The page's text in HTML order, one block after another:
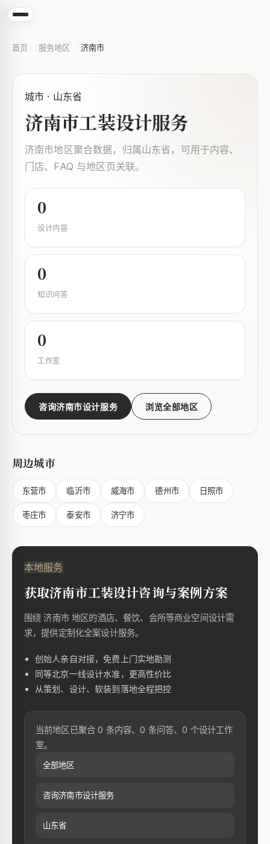
首页 服务地区 济南市
城市 · 山东省
济南市工装设计服务
济南市地区聚合数据，归属山东省，可用于内容、
门店、FAQ 与地区页关联。
0
设计内容
0
知识问答
0
工作室
咨询济南市设计服务 浏览全部地区
周边城市
东营市 临沂市 威海市 德州市 日照市
枣庄市 泰安市 济宁市
本地服务
获取济南市工装设计咨询与案例方案
围绕 济南市 地区的酒店、餐饮、会所等商业空间设计需
求，提供定制化全案设计服务。
创始人亲自对接，免费上门实地勘测
同等北京一线设计水准，更高性价比
从策划、设计、软装到落地全程把控
当前地区已聚合 0 条内容、0 条问答、0 个设计工作
室。
全部地区
咨询济南市设计服务
山东省